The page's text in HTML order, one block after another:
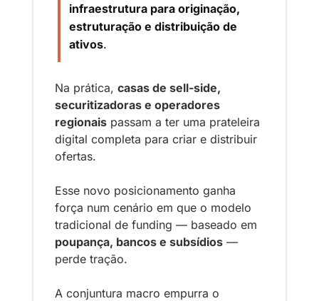
infraestrutura para originação,
estruturação e distribuição de
ativos.
Na prática, casas de sell-side,
securitizadoras e operadores
regionais passam a ter uma prateleira
digital completa para criar e distribuir
ofertas.
Esse novo posicionamento ganha
força num cenário em que o modelo
poupança, bancos e subsídios —
perde tração.
A conjuntura macro empurra o